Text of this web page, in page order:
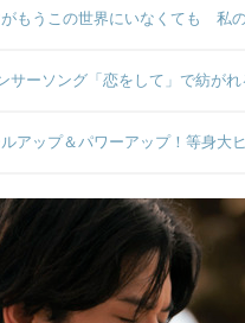
もうこの世界にいなくても 私
サーソング「恋をして」で紡が
アップ＆パワーアップ！等身大